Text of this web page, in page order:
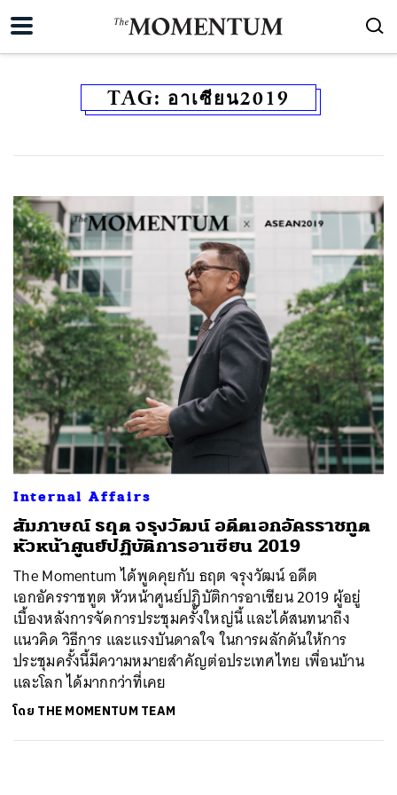
TAG: อาเซียน2019
Internal Affairs
สัมภาษณ์ ธฤต จรุงวัฒน์ อดีตเอกอัครราชทูต
หัวหน้าศูนย์ปฏิบัติการอาเซียน 2019
The Momentum ได้พูดคุยกับ ธฤต จรุงวัฒน์ อดีต
เอกอัครราชทูต หัวหน้าศูนย์ปฏิบัติการอาเซียน 2019 ผู้อยู่
เบื้องหลังการจัดการประชุมครั้งใหญ่นี้ และได้สนทนาถึง
แนวคิด วิธีการ และแรงบันดาลใจ ในการผลักดันให้การ
ประชุมครั้งนี้มีความหมายสำคัญต่อประเทศไทย เพื่อนบ้าน
และโลก ได้มากกว่าที่เคย
โดย THE MOMENTUM TEAM
ค้นหา
SHARE